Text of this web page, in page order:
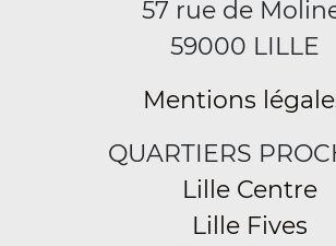
57 rue de
59000 LILLE
Mentions
QUARTIERS
Lille Centre
Lille Fives